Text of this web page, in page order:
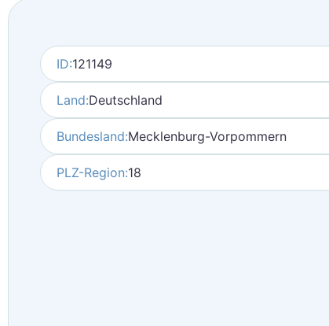
ID:121149
Land:Deutschland
Bundesland:Mecklenburg-Vorpommern
PLZ-Region:18